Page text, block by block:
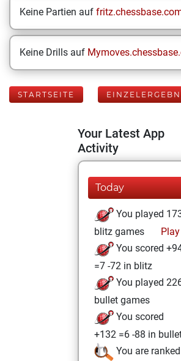
Keine Partien auf
Keine Drills auf
STARTSEITE
Your Latest App
Activity
Today
You played
blitz games
Play
You scored
=7 -72 in blitz
You played
bullet games
You scored
+132 =6 -88 in
You are ranked